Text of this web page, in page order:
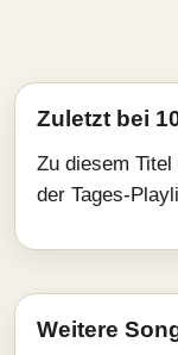
Zuletzt bei
Zu diesem
der Tages-
Weitere